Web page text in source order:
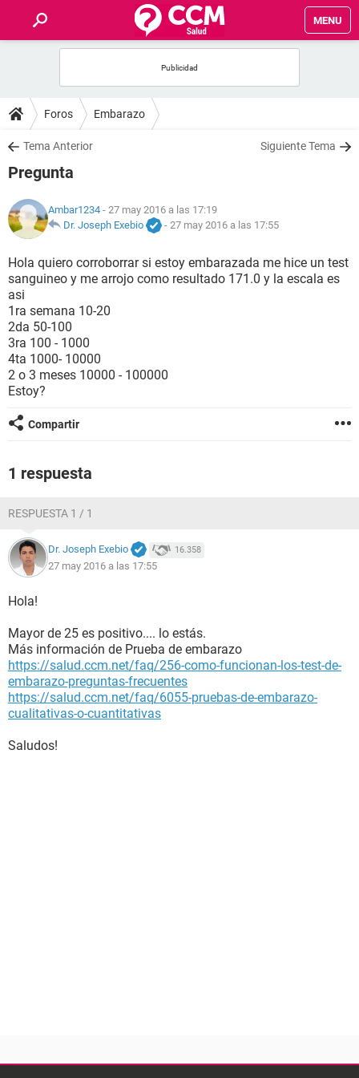
MENU
FOROS
SALUD
FAMILIA
NUTRICIÓN
BIENESTAR
SEXUALIDAD
GLOSARIO
Foros Embarazo
Tema Anterior Siguiente Tema
Pregunta
Ambar1234 - 27 may 2016 a las 17:19
Dr. Joseph Exebio
- 27 may 2016 a las 17:55
Hola quiero corroborrar si estoy embarazada me hice un test
sanguineo y me arrojo como resultado 171.0 y la escala es
asi
1ra semana 10-20
2da 50-100
3ra 100 - 1000
4ta 1000- 10000
2 o 3 meses 10000 - 100000
Estoy?
Compartir
1 respuesta
RESPUESTA 1 / 1
Dr. Joseph Exebio 16.358
27 may 2016 a las 17:55
Hola!
Mayor de 25 es positivo.... lo estás.
Más información de Prueba de embarazo
https://salud.ccm.net/faq/256-como-funcionan-los-test-de-
embarazo-preguntas-frecuentes
https://salud.ccm.net/faq/6055-pruebas-de-embarazo-
cualitativas-o-cuantitativas
Saludos!